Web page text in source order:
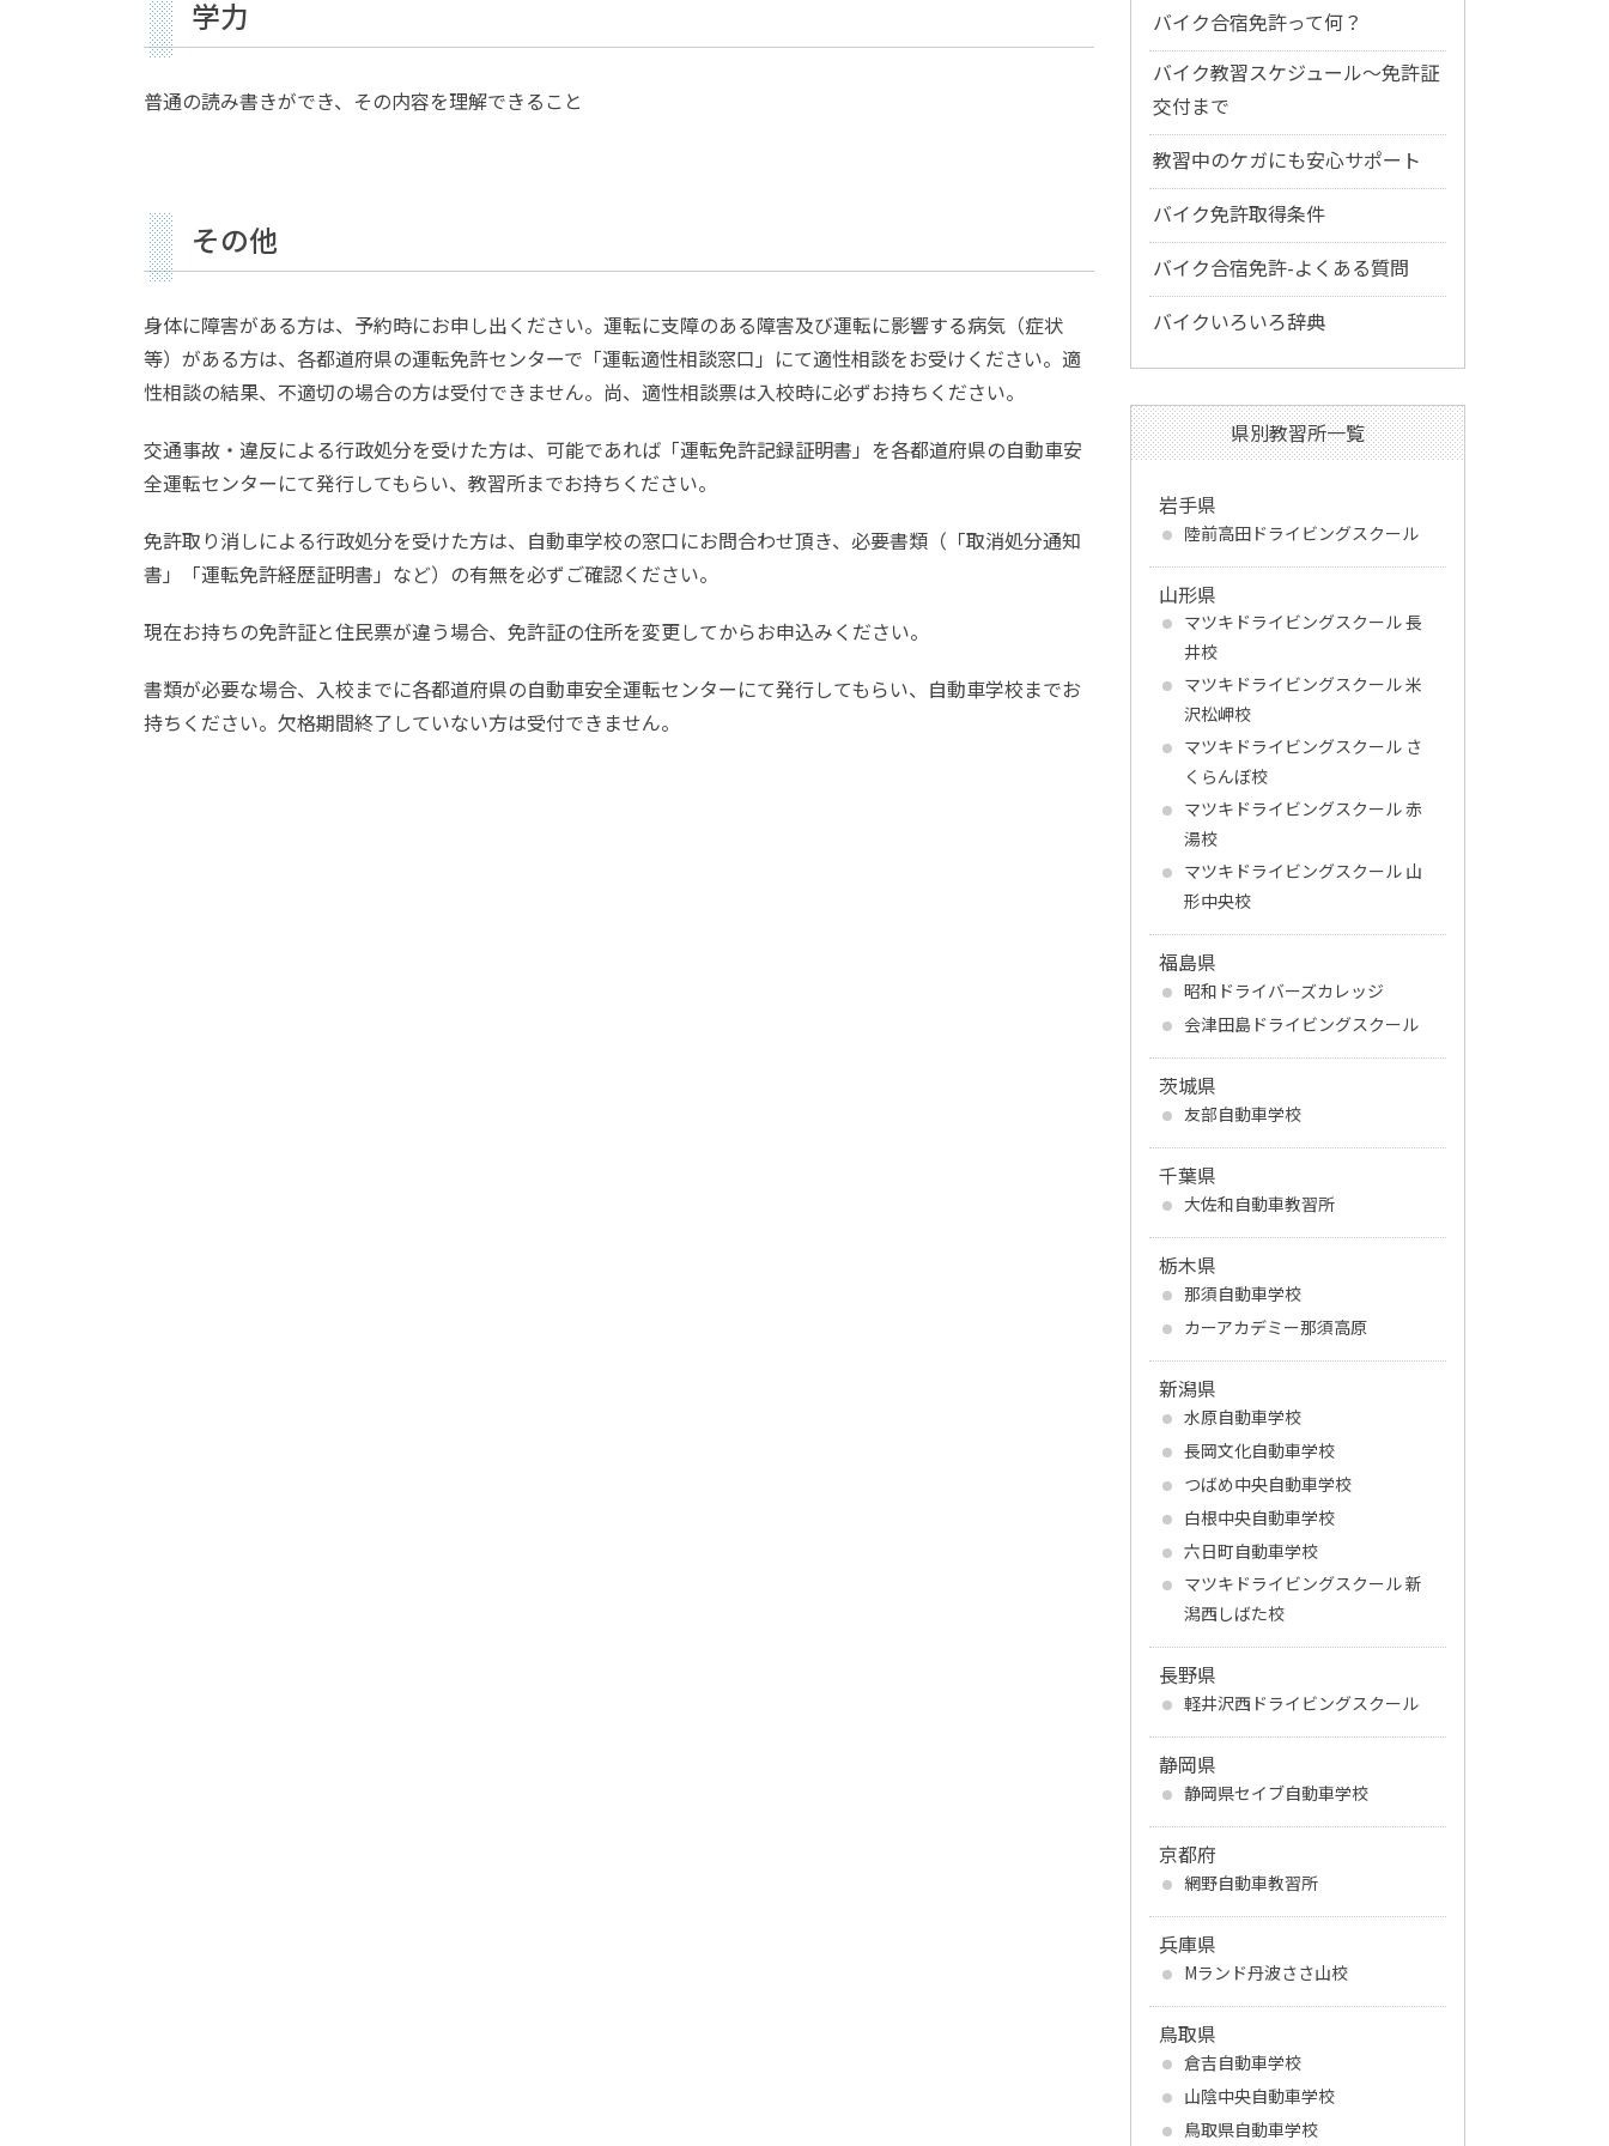
学力
普通の読み書きができ、その内容を理解できること
その他
身体に障害がある方は、予約時にお申し出ください。運転に支障のある障害及び運転に影響する病気（症状
等）がある方は、各都道府県の運転免許センターで「運転適性相談窓口」にて適性相談をお受けください。適
性相談の結果、不適切の場合の方は受付できません。尚、適性相談票は入校時に必ずお持ちください。
交通事故・違反による行政処分を受けた方は、可能であれば「運転免許記録証明書」を各都道府県の自動車安
全運転センターにて発行してもらい、教習所までお持ちください。
免許取り消しによる行政処分を受けた方は、自動車学校の窓口にお問合わせ頂き、必要書類（「取消処分通知
書」「運転免許経歴証明書」など）の有無を必ずご確認ください。
現在お持ちの免許証と住民票が違う場合、免許証の住所を変更してからお申込みください。
書類が必要な場合、入校までに各都道府県の自動車安全運転センターにて発行してもらい、自動車学校までお
持ちください。欠格期間終了していない方は受付できません。
バイク合宿免許って何？
バイク教習スケジュール～免許証
交付まで
教習中のケガにも安心サポート
バイク免許取得条件
バイク合宿免許-よくある質問
バイクいろいろ辞典
県別教習所一覧
岩手県
陸前高田ドライビングスクール
山形県
マツキドライビングスクール 長
井校
マツキドライビングスクール 米
沢松岬校
マツキドライビングスクール さ
くらんぼ校
マツキドライビングスクール 赤
湯校
マツキドライビングスクール 山
形中央校
福島県
昭和ドライバーズカレッジ
会津田島ドライビングスクール
茨城県
友部自動車学校
千葉県
大佐和自動車教習所
栃木県
那須自動車学校
カーアカデミー那須高原
新潟県
水原自動車学校
長岡文化自動車学校
つばめ中央自動車学校
白根中央自動車学校
六日町自動車学校
マツキドライビングスクール 新
潟西しばた校
長野県
軽井沢西ドライビングスクール
静岡県
静岡県セイブ自動車学校
京都府
網野自動車教習所
兵庫県
Mランド丹波ささ山校
鳥取県
倉吉自動車学校
山陰中央自動車学校
鳥取県自動車学校